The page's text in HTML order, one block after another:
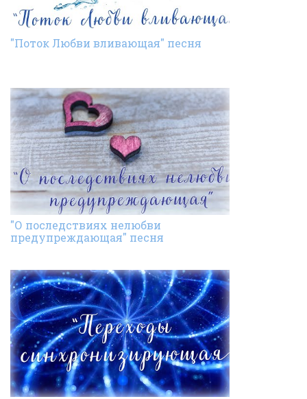
"Поток Любви вливающая" песня
"О последствиях нелюбви
предупреждающая" песня